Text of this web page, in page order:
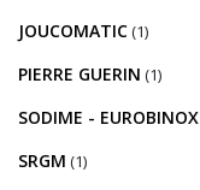
JOUCOMATIC(1)
PIERRE GUERIN (1)
SODIME - EUROBINOX
SRGM (1)